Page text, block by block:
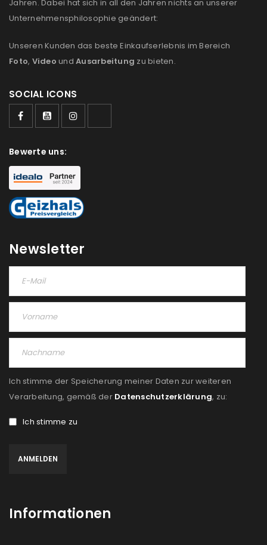
Jahren. Dabei hat sich in all den Jahren nichts an unserer
Unternehmensphilosophie geändert:
Unseren Kunden das beste Einkaufserlebnis im Bereich
Foto, Video und Ausarbeitung zu bieten.
SOCIAL ICONS
Bewerte uns:
Newsletter
Ich stimme der Speicherung meiner Daten zur weiteren
Verarbeitung, gemäß der Datenschutzerklärung, zu:
Ich stimme zu
Informationen